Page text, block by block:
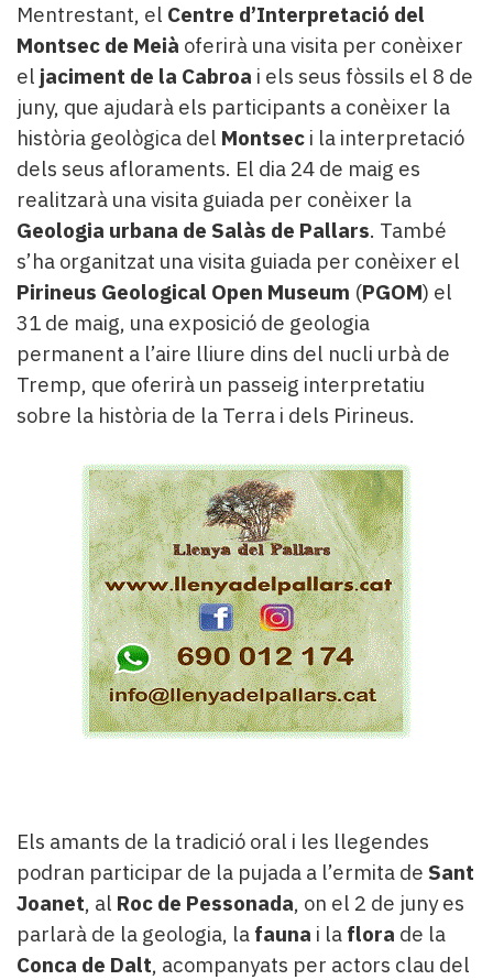
Mentrestant, el Centre d’Interpretació del
Montsec de Meià oferirà una visita per conèixer
el jaciment de la Cabroa i els seus fòssils el 8 de
juny, que ajudarà els participants a conèixer la
història geològica del Montsec i la interpretació
dels seus afloraments. El dia 24 de maig es
realitzarà una visita guiada per conèixer la
Geologia urbana de Salàs de Pallars. També
s’ha organitzat una visita guiada per conèixer el
Pirineus Geological Open Museum (PGOM) el
31 de maig, una exposició de geologia
permanent a l’aire lliure dins del nucli urbà de
Tremp, que oferirà un passeig interpretatiu
sobre la història de la Terra i dels Pirineus.
Els amants de la tradició oral i les llegendes
podran participar de la pujada a l’ermita de Sant
Joanet, al Roc de Pessonada, on el 2 de juny es
parlarà de la geologia, la fauna i la flora de la
Conca de Dalt, acompanyats per actors clau del